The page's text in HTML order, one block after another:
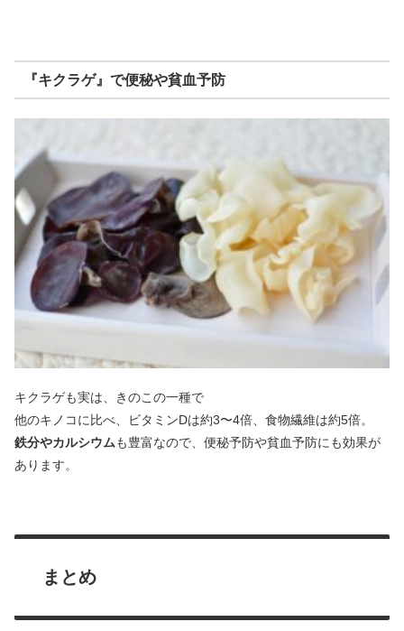
『キクラゲ』で便秘や貧血予防
キクラゲも実は、きのこの一種で
他のキノコに比べ、ビタミンDは約3〜4倍、食物繊維は約5倍。
鉄分やカルシウムも豊富なので、便秘予防や貧血予防にも効果が
あります。
まとめ